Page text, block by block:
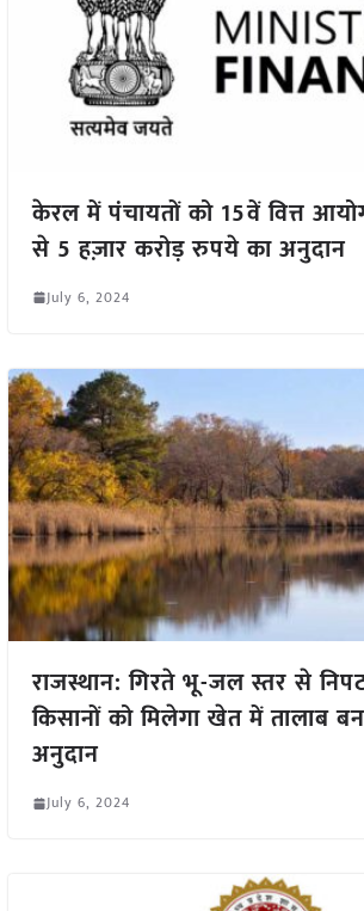
केरल में पंचायतों को 15वें वित्त
से 5 हज़ार करोड़ रुपये का अनुदान
July 6, 2024
राजस्थान: गिरते भू-जल स्तर से
किसानों को मिलेगा खेत में तालाब
अनुदान
July 6, 2024